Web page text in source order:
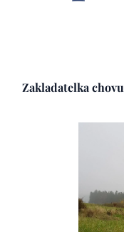
Zakladatelka